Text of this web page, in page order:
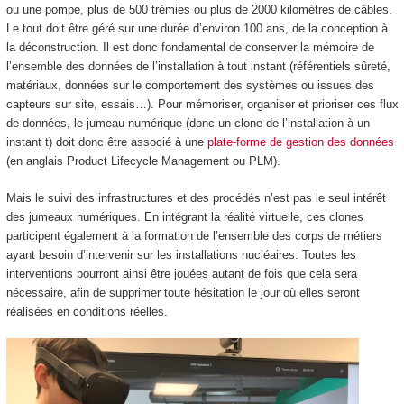
ou une pompe, plus de 500 trémies ou plus de 2000 kilomètres de câbles.
Le tout doit être géré sur une durée d’environ 100 ans, de la conception à
la déconstruction. Il est donc fondamental de conserver la mémoire de
l’ensemble des données de l’installation à tout instant (référentiels sûreté,
matériaux, données sur le comportement des systèmes ou issues des
capteurs sur site, essais…). Pour mémoriser, organiser et prioriser ces flux
de données, le jumeau numérique (donc un clone de l’installation à un
instant t) doit donc être associé à une plate-forme de gestion des données
(en anglais Product Lifecycle Management ou PLM).
Mais le suivi des infrastructures et des procédés n’est pas le seul intérêt
des jumeaux numériques. En intégrant la réalité virtuelle, ces clones
participent également à la formation de l’ensemble des corps de métiers
ayant besoin d’intervenir sur les installations nucléaires. Toutes les
interventions pourront ainsi être jouées autant de fois que cela sera
nécessaire, afin de supprimer toute hésitation le jour où elles seront
réalisées en conditions réelles.